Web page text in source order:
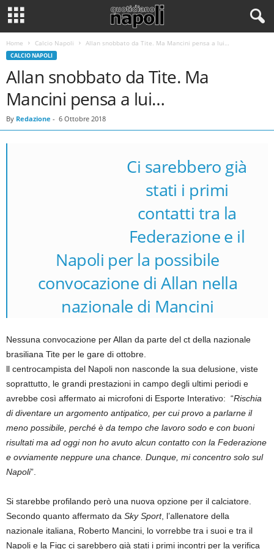
Home Calcio Napoli Allan snobbato da Tite. Ma Mancini pensa a lui…
CALCIO NAPOLI
Allan snobbato da Tite. Ma
Mancini pensa a lui…
By Redazione - 6 Ottobre 2018
Ci sarebbero già
stati i primi
contatti tra la
Federazione e il
Napoli per la possibile
convocazione di Allan nella
nazionale di Mancini
Nessuna convocazione per Allan da parte del ct della nazionale
brasiliana Tite per le gare di ottobre.
ll centrocampista del Napoli non nasconde la sua delusione, viste
soprattutto, le grandi prestazioni in campo degli ultimi periodi e
avrebbe così affermato ai microfoni di Esporte Interativo: “Rischia
di diventare un argomento antipatico, per cui provo a parlarne il
meno possibile, perché è da tempo che lavoro sodo e con buoni
risultati ma ad oggi non ho avuto alcun contatto con la Federazione
e ovviamente neppure una chance. Dunque, mi concentro solo sul
Napoli”.
Si starebbe profilando però una nuova opzione per il calciatore.
Secondo quanto affermato da Sky Sport, l’allenatore della
nazionale italiana, Roberto Mancini, lo vorrebbe tra i suoi e tra il
Napoli e la Figc ci sarebbero già stati i primi incontri per la verifica